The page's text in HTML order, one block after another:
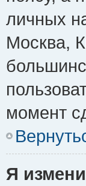
личных
Москва,
момент
Я